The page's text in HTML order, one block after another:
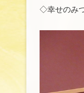
◇幸せのみ